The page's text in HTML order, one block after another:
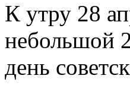
К утру 28
небольшой
день